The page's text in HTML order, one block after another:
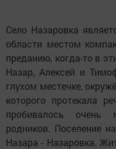
Село Назаровка
области местом
преданию, когда-то в
Назар, Алексей и
глухом местечке,
которого протекала
пробивалось
родников. Поселение
Назара - Назаровка.